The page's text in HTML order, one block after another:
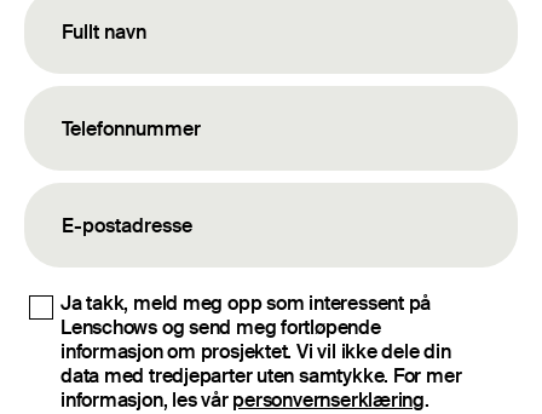
Ja takk, meld meg opp som interessent på
Lenschows og send meg fortløpende
informasjon om prosjektet. Vi vil ikke dele din
data med tredjeparter uten samtykke. For mer
informasjon, les vårpersonvernserklæring.